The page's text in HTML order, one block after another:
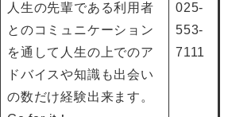
人生の先輩である利用者
とのコミュニケーション
を通して人生の上でのア
ドバイスや知識も出会い
の数だけ経験出来ます。
025-
553-
7111